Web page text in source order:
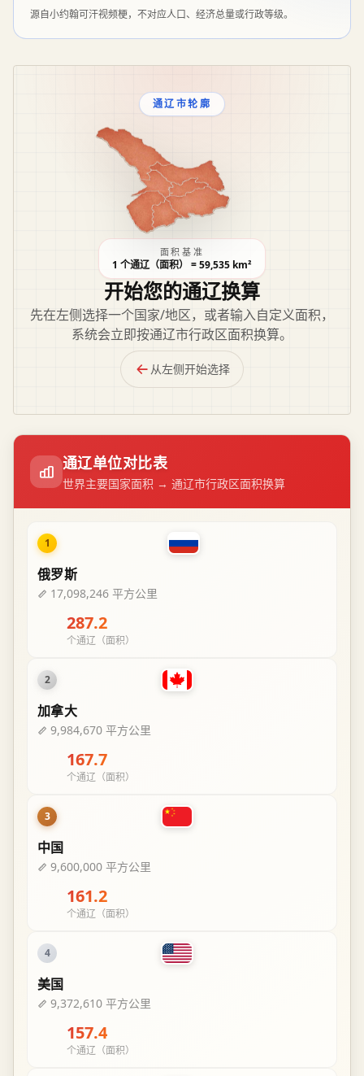
源自小约翰可汗视频梗，不对应人口、经济总量或行政等级。
通辽市轮廓
面积基准
1 个通辽（面积） = 59,535 km²
开始您的通辽换算
先在左侧选择一个国家/地区，或者输入自定义面积，
系统会立即按通辽市行政区面积换算。
从左侧开始选择
通辽单位对比表
世界主要国家面积 → 通辽市行政区面积换算
1
俄罗斯
17,098,246 平方公里
287.2
个通辽（面积）
2
加拿大
9,984,670 平方公里
167.7
个通辽（面积）
3
中国
9,600,000 平方公里
161.2
个通辽（面积）
4
美国
9,372,610 平方公里
157.4
个通辽（面积）